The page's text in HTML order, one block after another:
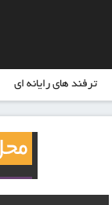
ترفند های رایانه ای